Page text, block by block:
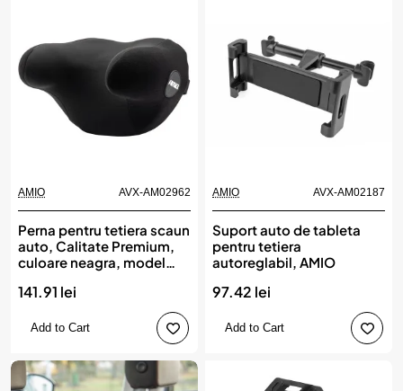
AMIO AVX-AM02962
Perna pentru tetiera scaun
auto, Calitate Premium,
culoare neagra, model
141.91 lei
Add to Cart
AMIO AVX-AM02187
Suport auto de tableta
pentru tetiera
autoreglabil, AMIO
97.42 lei
Add to Cart